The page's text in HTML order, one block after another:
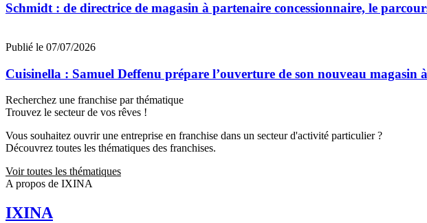
Schmidt : de directrice de magasin à partenaire concessionnaire, le
Publié le 07/07/2026
Cuisinella : Samuel Deffenu prépare l’ouverture de son nouveau magasin
Recherchez une franchise par thématique
Trouvez le secteur de vos rêves !
Vous souhaitez ouvrir une entreprise en franchise dans un secteur d'activité particulier ?
Découvrez toutes les thématiques des franchises.
Voir toutes les thématiques
A propos de IXINA
IXINA